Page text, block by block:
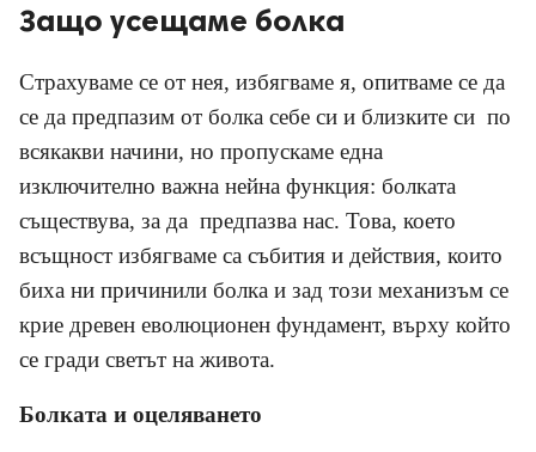
Защо усещаме болка
Страхуваме се от нея, избягваме я, опитваме се да
се да предпазим от болка себе си и близките си по
всякакви начини, но пропускаме една
изключително важна нейна функция: болката
съществува, за да предпазва нас. Това, което
всъщност избягваме са събития и действия, които
биха ни причинили болка и зад този механизъм се
крие древен еволюционен фундамент, върху който
се гради светът на живота.
Болката и оцеляването